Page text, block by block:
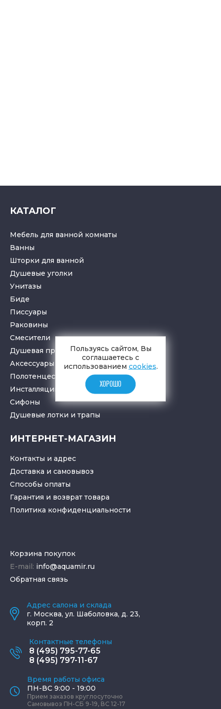
КАТАЛОГ
Мебель для ванной комнаты
Ванны
Шторки для ванной
Душевые уголки
Унитазы
Биде
Писсуары
Раковины
Смесители
Душевая программа
Аксессуары в ванную
Полотенцесушители
Инсталляции для санузлов
Cифоны
Душевые лотки и трапы
ИНТЕРНЕТ-МАГАЗИН
Контакты и адрес
Доставка и самовывоз
Способы оплаты
Гарантия и возврат товара
Политика конфиденциальности
Корзина покупок
E-mail: info@aquamir.ru
Обратная связь
Адрес салона и склада
г. Москва, ул. Шаболовка, д. 23,
корп. 2
Контактные телефоны
8 (495) 795-77-65
8 (495) 797-11-67
Время работы офиса
ПН-ВС 9:00 - 19:00
Прием заказов круглосуточно
Самовывоз ПН-СБ 9-19, ВС 12-17
Пользуясь сайтом, Вы
соглашаетесь с
использованием cookies.
ХОРОШО